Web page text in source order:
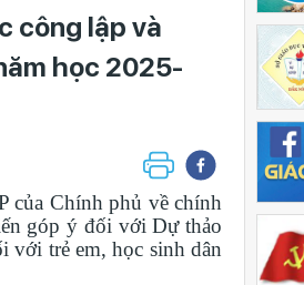
công lập và
học 2025-
của Chính phủ về chính
góp ý đối với Dự thảo
với trẻ em, học sinh dân